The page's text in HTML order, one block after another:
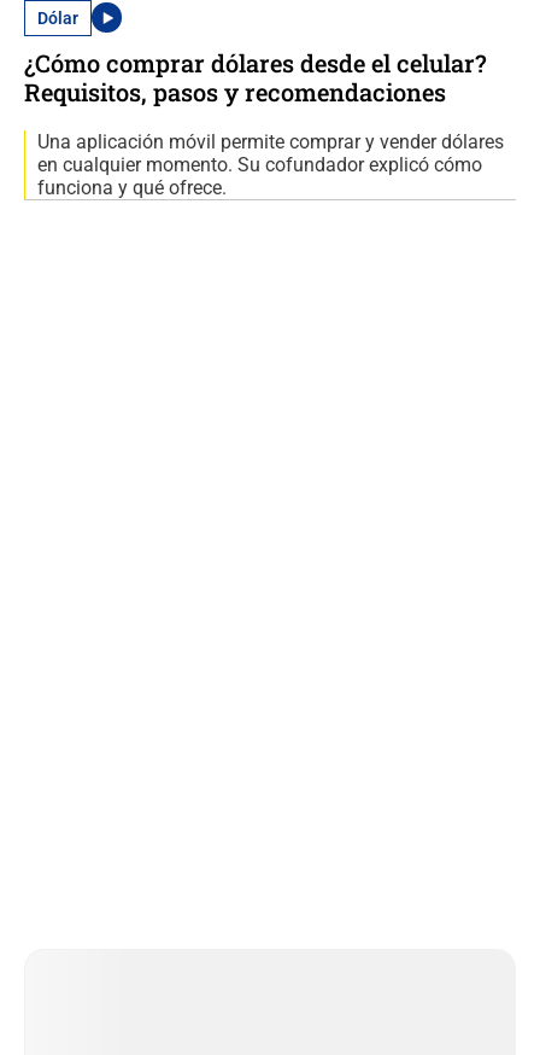
Dólar
¿Cómo comprar dólares desde el celular?
Requisitos, pasos y recomendaciones
Una aplicación móvil permite comprar y vender dólares
en cualquier momento. Su cofundador explicó cómo
funciona y qué ofrece.